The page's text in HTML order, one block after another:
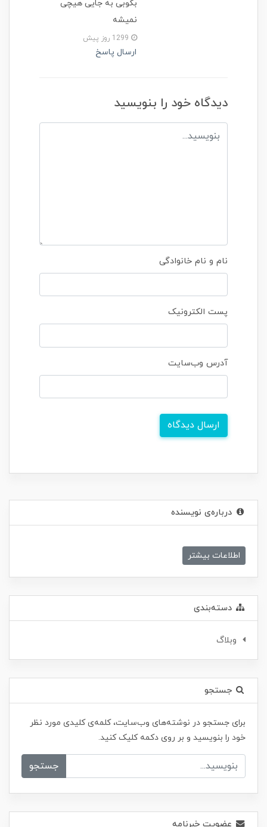
بکوبی به جایی هیچی
نمیشه
ارسال پاسخ
دیدگاه خود را بنویسید
نام و نام خانوادگی
پست الکترونیک
آدرس وب‌سایت
ارسال دیدگاه
درباره‌ی نویسنده
اطلاعات بیشتر
دسته‌بندی
وبلاگ
جستجو
برای جستجو در نوشته‌های وب‌سایت، کلمه‌ی کلیدی مورد نظر
خود را بنویسید و بر روی دکمه کلیک کنید.
جستجو
عضویت خبرنامه